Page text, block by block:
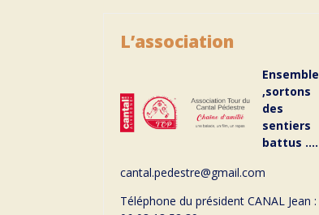
L’association
Ensemble
,sortons
des
sentiers
battus ….
cantal.pedestre@gmail.com
Téléphone du président CANAL Jean :